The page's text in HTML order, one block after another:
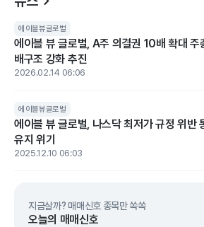
에이블뷰글로벌
에이블 뷰 글로벌, A주 의결권 10배 확대 주
배구조 강화 추진
2026.02.14 06:06
에이블뷰글로벌
에이블 뷰 글로벌, 나스닥 최저가 규정 위반
유지 위기
2025.12.10 06:03
지금살까? 매매신호 종목만 쏙쏙
오늘의 매매신호